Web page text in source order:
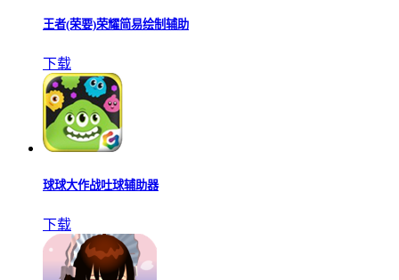
王者(荣要)荣耀简易绘制辅助
下载
球球大作战吐球辅助器
下载